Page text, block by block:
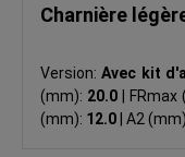
Charnière
Version:Avec kit
(mm): 20.0 FRmax
(mm): 12.0 A2